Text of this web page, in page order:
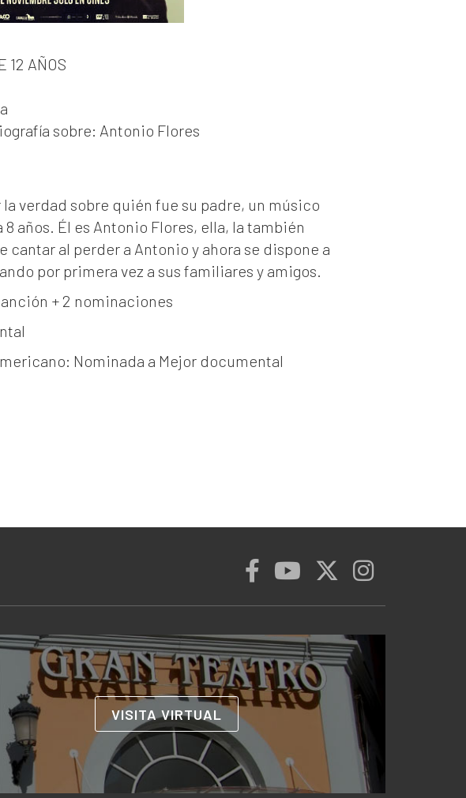
12 AÑOS
sobre: Antonio Flores
verdad sobre quién fue su padre, un músico
años. Él es Antonio Flores, ella, la también
cantar al perder a Antonio y ahora se dispone a
por primera vez a sus familiares y amigos.
+ 2 nominaciones
Nominada a Mejor documental
VISITA VIRTUAL